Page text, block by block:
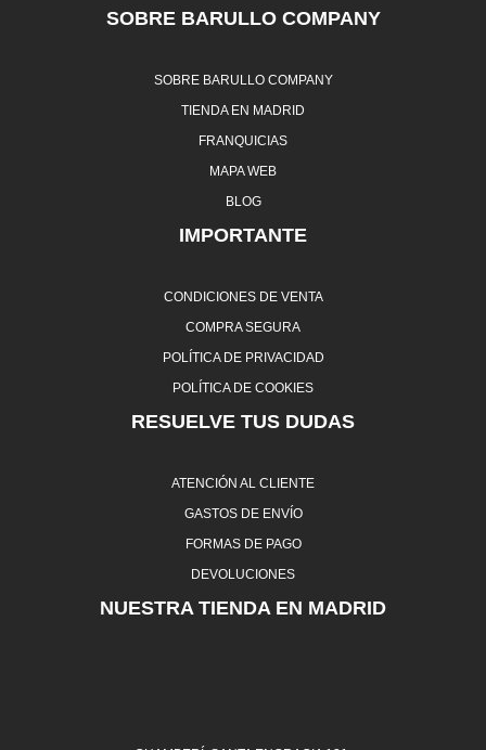
SOBRE BARULLO COMPANY
SOBRE BARULLO COMPANY
TIENDA EN MADRID
FRANQUICIAS
MAPA WEB
BLOG
IMPORTANTE
CONDICIONES DE VENTA
COMPRA SEGURA
POLÍTICA DE PRIVACIDAD
POLÍTICA DE COOKIES
RESUELVE TUS DUDAS
ATENCIÓN AL CLIENTE
GASTOS DE ENVÍO
FORMAS DE PAGO
DEVOLUCIONES
NUESTRA TIENDA EN MADRID